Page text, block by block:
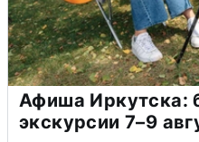
Афиша Иркутска:
экскурсии 7–9